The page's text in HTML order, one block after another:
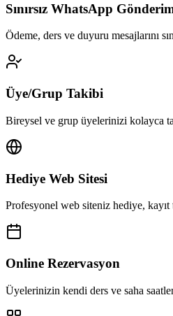
Sınırsız WhatsApp
Ödeme, ders ve duyuru mesajlarını
Üye/Grup Takibi
Bireysel ve grup üyelerinizi kolayca
Hediye Web Sitesi
Profesyonel web siteniz hediye, kayıt
Online Rezervasyon
Üyelerinizin kendi ders ve saha